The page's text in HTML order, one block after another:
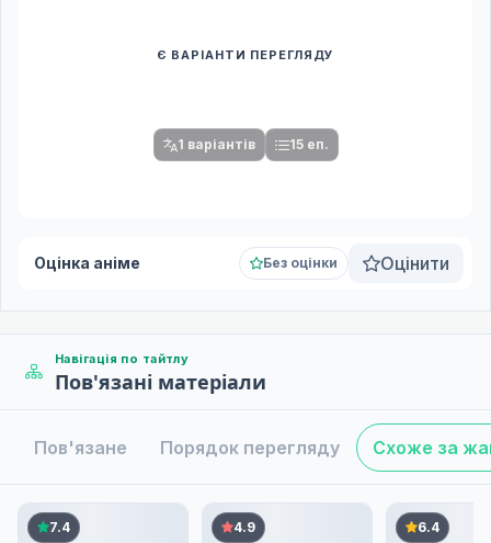
Є ВАРІАНТИ ПЕРЕГЛЯДУ
1 варіантів 15 еп.
Оцінка аніме Без оцінки Оцінити
Навігація по тайтлу
Пов'язані матеріали
Пов'язане Порядок перегляду Схоже за
7.4 4.9 6.4